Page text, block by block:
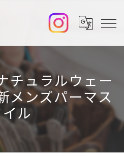
チュラルウェー
メンズパーマス
イル